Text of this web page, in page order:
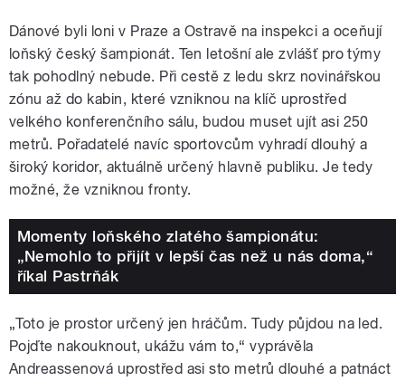
Dánové byli loni v Praze a Ostravě na inspekci a oceňují
loňský český šampionát. Ten letošní ale zvlášť pro týmy
tak pohodlný nebude. Při cestě z ledu skrz novinářskou
zónu až do kabin, které vzniknou na klíč uprostřed
velkého konferenčního sálu, budou muset ujít asi 250
metrů. Pořadatelé navíc sportovcům vyhradí dlouhý a
široký koridor, aktuálně určený hlavně publiku. Je tedy
možné, že vzniknou fronty.
Momenty loňského zlatého šampionátu:
„Nemohlo to přijít v lepší čas než u nás doma,“
říkal Pastrňák
„Toto je prostor určený jen hráčům. Tudy půjdou na led.
Pojďte nakouknout, ukážu vám to,“ vyprávěla
Andreassenová uprostřed asi sto metrů dlouhé a patnáct